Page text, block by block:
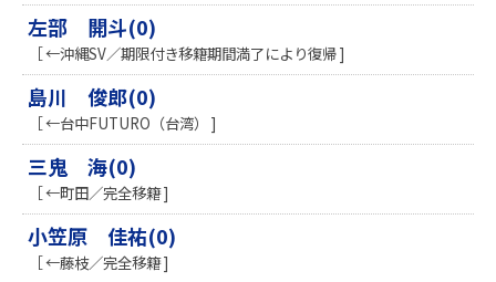
左部 開斗(0)
［ ←沖縄SV／期限付き移籍期間満了により復帰 ]
島川 俊郎(0)
［ ←台中FUTURO（台湾） ]
三鬼 海(0)
［ ←町田／完全移籍 ]
小笠原 佳祐(0)
［ ←藤枝／完全移籍 ]